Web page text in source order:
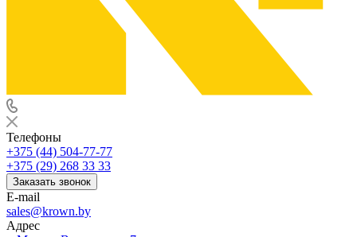
Телефоны
+375 (44) 504-77-77
+375 (29) 268 33 33
Заказать звонок
E-mail
sales@krown.by
Адрес